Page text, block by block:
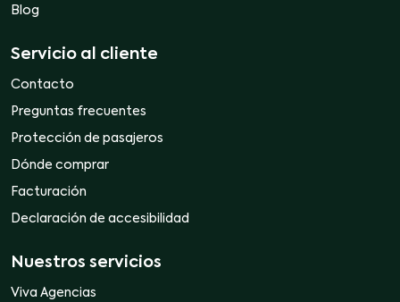
Blog
Servicio al cliente
Contacto
Preguntas frecuentes
Protección de pasajeros
Dónde comprar
Facturación
Declaración de accesibilidad
Nuestros servicios
Viva Agencias